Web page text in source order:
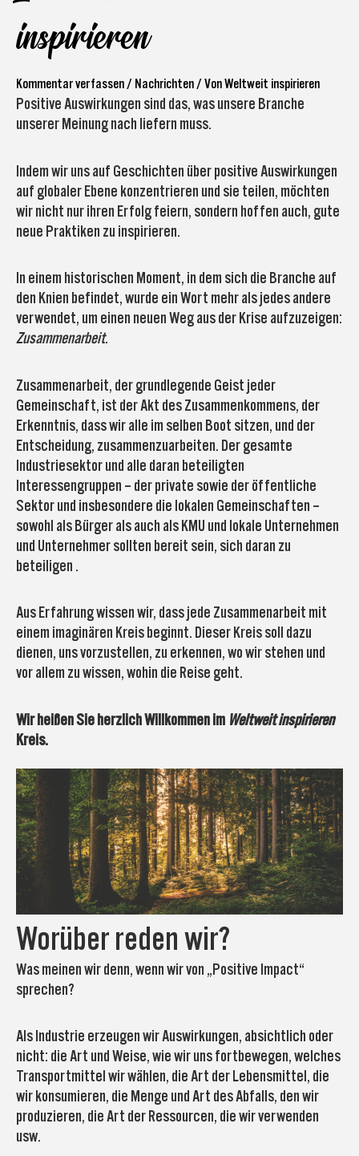
inspirieren
Kommentar verfassen / Nachrichten / VonWeltweit inspirieren
Positive Auswirkungen sind das, was unsere Branche
unserer Meinung nach liefern muss.
Indem wir uns auf Geschichten über positive Auswirkungen
auf globaler Ebene konzentrieren und sie teilen, möchten
wir nicht nur ihren Erfolg feiern, sondern hoffen auch, gute
neue Praktiken zu inspirieren.
In einem historischen Moment, in dem sich die Branche auf
den Knien befindet, wurde ein Wort mehr als jedes andere
verwendet, um einen neuen Weg aus der Krise aufzuzeigen:
Zusammenarbeit.
Zusammenarbeit, der grundlegende Geist jeder
Gemeinschaft, ist der Akt des Zusammenkommens, der
Erkenntnis, dass wir alle im selben Boot sitzen, und der
Entscheidung, zusammenzuarbeiten. Der gesamte
Industriesektor und alle daran beteiligten
Interessengruppen – der private sowie der öffentliche
Sektor und insbesondere die lokalen Gemeinschaften –
sowohl als Bürger als auch als KMU und lokale Unternehmen
und Unternehmer sollten bereit sein, sich daran zu
beteiligen .
Aus Erfahrung wissen wir, dass jede Zusammenarbeit mit
einem imaginären Kreis beginnt. Dieser Kreis soll dazu
dienen, uns vorzustellen, zu erkennen, wo wir stehen und
vor allem zu wissen, wohin die Reise geht.
Wir heißen Sie herzlich Willkommen im Weltweit inspirieren
Kreis.
Worüber reden wir?
Was meinen wir denn, wenn wir von „Positive Impact“
sprechen?
Als Industrie erzeugen wir Auswirkungen, absichtlich oder
nicht: die Art und Weise, wie wir uns fortbewegen, welches
Transportmittel wir wählen, die Art der Lebensmittel, die
wir konsumieren, die Menge und Art des Abfalls, den wir
produzieren, die Art der Ressourcen, die wir verwenden
usw.